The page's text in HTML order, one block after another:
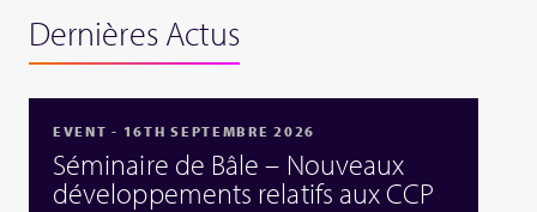
Dernières Actus
EVENT - 16TH SEPTEMBRE 2026
Séminaire de Bâle – Nouveaux
développements relatifs aux CCP